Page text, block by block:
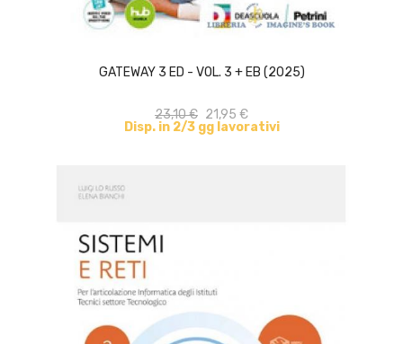
GATEWAY 3 ED - VOL. 3 + EB (2025)
23,10 € 21,95 €
Disp. in 2/3 gg lavorativi
ACQUISTA